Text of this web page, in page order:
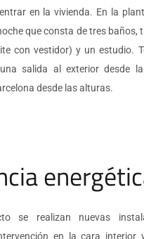
en la vivienda. En la
que consta de tres baños,
con vestidor) y un estudio.
salida al exterior desde
desde las alturas.
se realizan nuevas